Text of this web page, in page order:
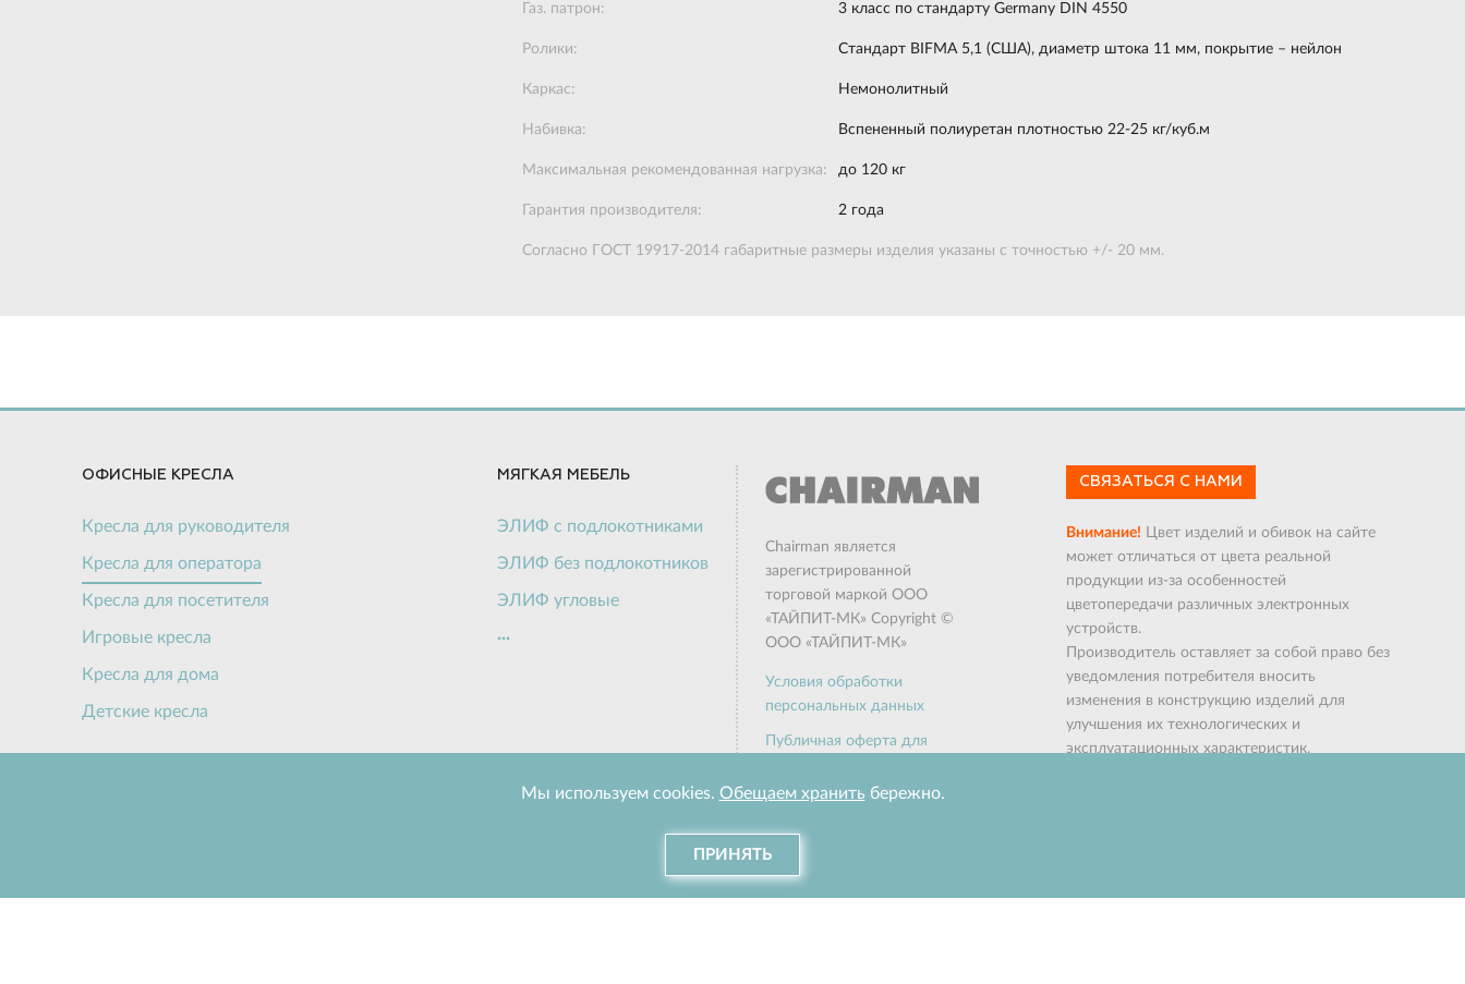
Газ. патрон: 3 класс по стандарту Germany DIN 4550
Ролики: Стандарт BIFMA 5,1 (США), диаметр штока 11 мм, покрытие – нейлон
Каркас: Немонолитный
Набивка: Вспененный полиуретан плотностью 22-25 кг/куб.м
Максимальная рекомендованная нагрузка: до 120 кг
Гарантия производителя: 2 года
Согласно ГОСТ 19917-2014 габаритные размеры изделия указаны с точностью +/- 20 мм.
ОФИСНЫЕ КРЕСЛА
Кресла для руководителя
Кресла для оператора
Кресла для посетителя
Игровые кресла
Кресла для дома
Детские кресла
МЯГКАЯ МЕБЕЛЬ
ЭЛИФ с подлокотниками
ЭЛИФ без подлокотников
ЭЛИФ угловые
ЭЛИФ пуф
Честер Лайт
Вента
...
Chairman является
зарегистрированной
торговой маркой ООО
«ТАЙПИТ-МК» Copyright ©
ООО «ТАЙПИТ-МК»
Условия обработки
персональных данных
Публичная оферта для
Доставка и оплата
Отправить рекламацию
СВЯЗАТЬСЯ С НАМИ
Внимание! Цвет изделий и обивок на сайте
может отличаться от цвета реальной
продукции из-за особенностей
цветопередачи различных электронных
устройств.
Производитель оставляет за собой право без
уведомления потребителя вносить
изменения в конструкцию изделий для
улучшения их технологических и
эксплуатационных характеристик.
Мы используем cookies. Обещаем хранить бережно.
ПРИНЯТЬ